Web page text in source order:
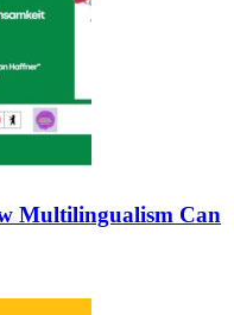
Multilingualism Can